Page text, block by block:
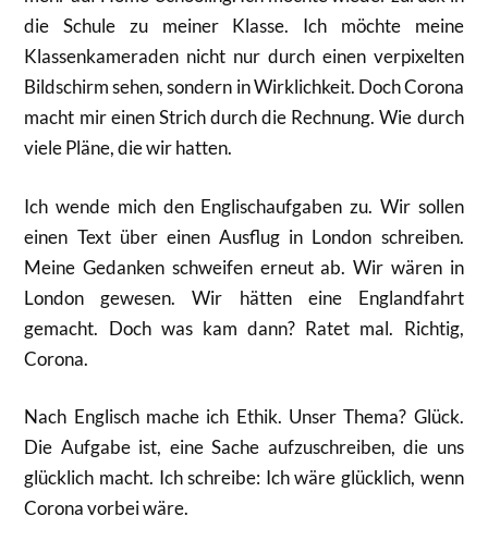
die Schule zu meiner Klasse. Ich möchte meine
Klassenkameraden nicht nur durch einen verpixelten
Bildschirm sehen, sondern in Wirklichkeit. Doch Corona
macht mir einen Strich durch die Rechnung. Wie durch
viele Pläne, die wir hatten.
Ich wende mich den Englischaufgaben zu. Wir sollen
einen Text über einen Ausflug in London schreiben.
Meine Gedanken schweifen erneut ab. Wir wären in
London gewesen. Wir hätten eine Englandfahrt
gemacht. Doch was kam dann? Ratet mal. Richtig,
Corona.
Nach Englisch mache ich Ethik. Unser Thema? Glück.
Die Aufgabe ist, eine Sache aufzuschreiben, die uns
glücklich macht. Ich schreibe: Ich wäre glücklich, wenn
Corona vorbei wäre.